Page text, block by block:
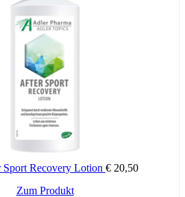
Recovery Lotion € 20,50
Zum Produkt